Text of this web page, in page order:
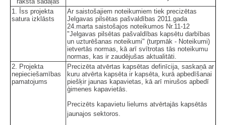
1. Īss projekta
satura izklāsts
Ar saistošajiem noteikumiem tiek precizētas
Jelgavas pilsētas pašvaldības 2011.gada
24.marta saistošajos noteikumos Nr.11-12
"Jelgavas pilsētas pašvaldības kapsētu darbības
un uzturēšanas noteikumi" (turpmāk - Noteikumi)
ietvertās normas, kā arī svītrotas tās noteikumu
normas, kas ir zaudējušas aktualitāti.
2. Projekta
nepieciešamības
pamatojums
Precizēta atvērtas kapsētas definīcija, saskaņā ar
kuru atvērta kapsēta ir kapsēta, kurā apbedīšanai
piešķir jaunas kapavietas, kā arī mirušos apbedī
ģimenes kapavietās.
Precizēts kapavietu lielums atvērtajās kapsētās
jaunajos sektoros.